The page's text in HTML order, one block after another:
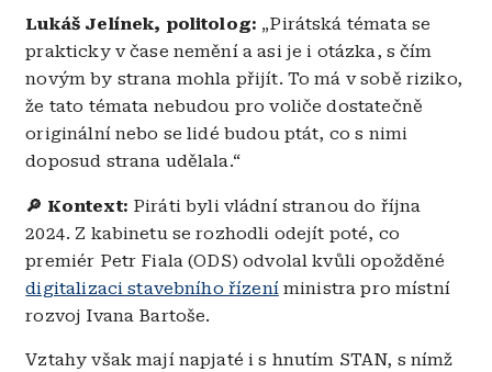
Lukáš Jelínek, politolog: „Pirátská témata se
prakticky v čase nemění a asi je i otázka, s čím
novým by strana mohla přijít. To má v sobě riziko,
že tato témata nebudou pro voliče dostatečně
originální nebo se lidé budou ptát, co s nimi
doposud strana udělala.“
🔎 Kontext: Piráti byli vládní stranou do října
2024. Z kabinetu se rozhodli odejít poté, co
premiér Petr Fiala (ODS) odvolal kvůli opožděné
digitalizaci stavebního řízeníministra pro místní
rozvoj Ivana Bartoše.
Vztahy však mají napjaté i s hnutím STAN, s nímž